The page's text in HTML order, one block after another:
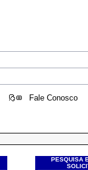
Fale Conosco
PESQUISA